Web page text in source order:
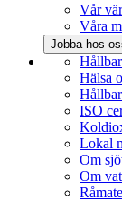
Vår
Våra
Jobba hos
Hälsa
ISO
Lokal
Om
Om